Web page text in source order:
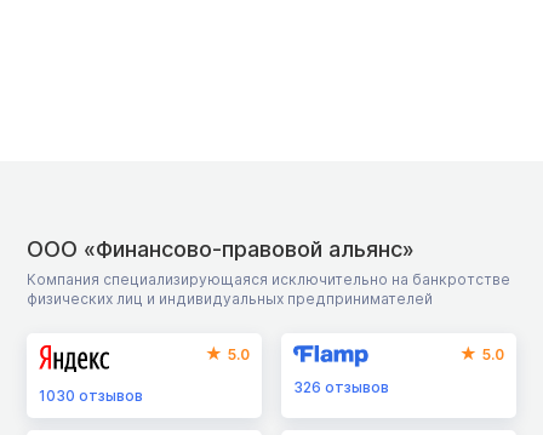
ООО «Финансово-правовой альянс»
Компания специализирующаяся исключительно на банкротстве
физических лиц и индивидуальных предпринимателей
5.0
1030 отзывов
5.0
326отзывов